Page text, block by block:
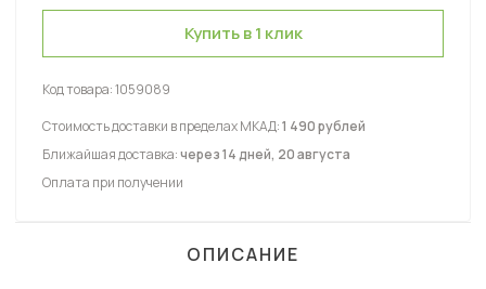
Купить в 1 клик
Код товара:1059089
Стоимость доставки в пределах МКАД:1 490 рублей
Ближайшая доставка:через 14 дней, 20 августа
Оплата при получении
ОПИСАНИЕ